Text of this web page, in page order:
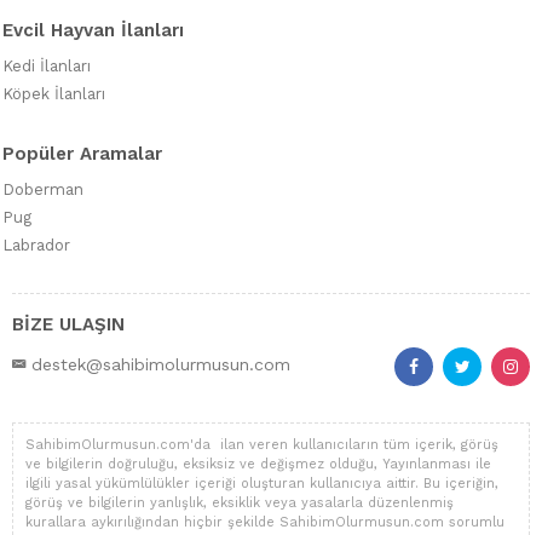
Evcil Hayvan İlanları
Kedi İlanları
Köpek İlanları
Popüler Aramalar
Doberman
Pug
Labrador
BİZE ULAŞIN
destek@sahibimolurmusun.com
SahibimOlurmusun.com'da ilan veren kullanıcıların tüm içerik, görüş
ve bilgilerin doğruluğu, eksiksiz ve değişmez olduğu, Yayınlanması ile
ilgili yasal yükümlülükler içeriği oluşturan kullanıcıya aittir. Bu içeriğin,
görüş ve bilgilerin yanlışlık, eksiklik veya yasalarla düzenlenmiş
kurallara aykırılığından hiçbir şekilde SahibimOlurmusun.com sorumlu